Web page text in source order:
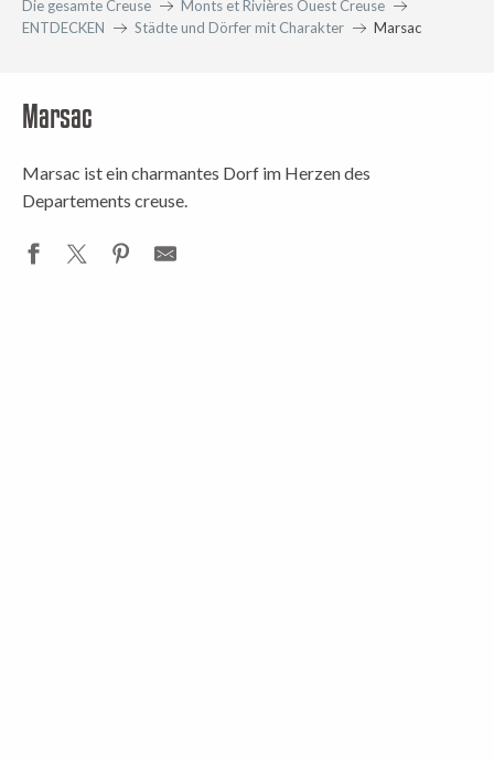
Die gesamte Creuse
Monts et Rivières Ouest Creuse
ENTDECKEN
Städte und Dörfer mit Charakter Marsac
Marsac
Marsac ist ein charmantes Dorf im Herzen des
Departements creuse.